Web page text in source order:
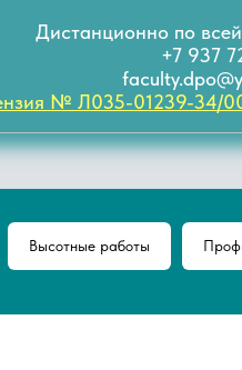
Дистанционно по
+7 937
№ Л035-01239-34/
Высотные работы